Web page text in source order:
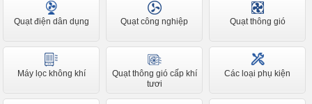
Quạt điện dân dụng Quạt công nghiệp Quạt thông gió
Máy lọc không khí
Quạt thông gió cấp khí
tươi
Các loại phụ kiện